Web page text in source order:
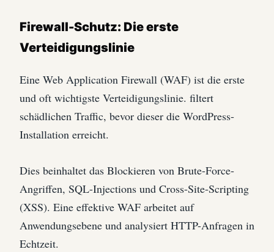
Firewall-Schutz: Die erste
Verteidigungslinie
Eine Web Application Firewall (WAF) ist die erste
und oft wichtigste Verteidigungslinie. filtert
schädlichen Traffic, bevor dieser die WordPress-
Installation erreicht.
Dies beinhaltet das Blockieren von Brute-Force-
Angriffen, SQL-Injections und Cross-Site-Scripting
(XSS). Eine effektive WAF arbeitet auf
Anwendungsebene und analysiert HTTP-Anfragen in
Echtzeit.